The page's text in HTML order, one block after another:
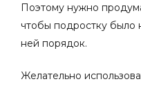
Поэтому нужно
чтобы подростку было
ней порядок.
Желательно